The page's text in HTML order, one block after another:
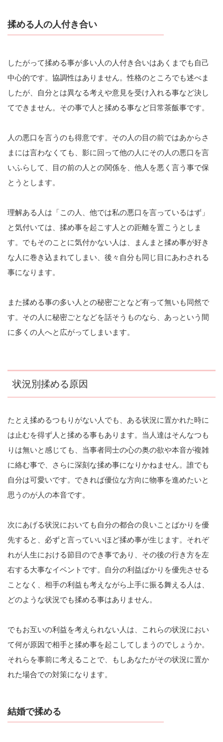
揉める人の人付き合い
したがって揉める事が多い人の人付き合いはあくまでも自己
中心的です。協調性はありません。性格のところでも述べま
したが、自分とは異なる考えや意見を受け入れる事など決し
てできません。その事で人と揉める事など日常茶飯事です。
人の悪口を言うのも得意です。その人の目の前ではあからさ
まには言わなくても、影に回って他の人にその人の悪口を言
いふらして、目の前の人との関係を、他人を悪く言う事で保
とうとします。
理解ある人は「この人、他では私の悪口を言っているはず」
と気付いては、揉め事を起こす人との距離を置こうとしま
す。でもそのことに気付かない人は、まんまと揉め事が好き
な人に巻き込まれてしまい、後々自分も同じ目にあわされる
事になります。
また揉める事の多い人との秘密ごとなど有って無いも同然で
す。その人に秘密ごとなどを話そうものなら、あっという間
に多くの人へと広がってしまいます。
状況別揉める原因
たとえ揉めるつもりがない人でも、ある状況に置かれた時に
は止むを得ず人と揉める事もあります。当人達はそんなつも
りは無いと感じても、当事者同士の心の奥の欲や本音が複雑
に絡む事で、さらに深刻な揉め事になりかねません。誰でも
自分は可愛いです。できれば優位な方向に物事を進めたいと
思うのが人の本音です。
次にあげる状況においても自分の都合の良いことばかりを優
先すると、必ずと言っていいほど揉め事が生じます。それぞ
れが人生における節目のでき事であり、その後の行き方を左
右する大事なイベントです。自分の利益ばかりを優先させる
ことなく、相手の利益も考えながら上手に振る舞える人は、
どのような状況でも揉める事はありません。
でもお互いの利益を考えられない人は、これらの状況におい
て何が原因で相手と揉め事を起こしてしまうのでしょうか。
それらを事前に考えることで、もしあなたがその状況に置か
れた場合での対策になります。
結婚で揉める